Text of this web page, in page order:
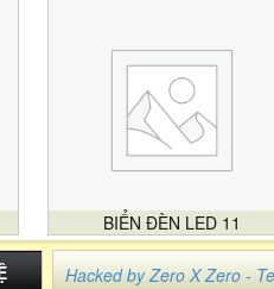
BIỂN ĐÈN LED 11
Hacked by Zero X Zero -